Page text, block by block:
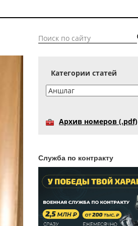
Категории статей
Архив номеров (.pdf)
Служба по контракту